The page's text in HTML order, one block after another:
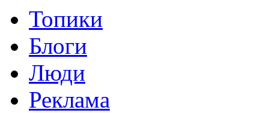
Топики
Блоги
Люди
Реклама